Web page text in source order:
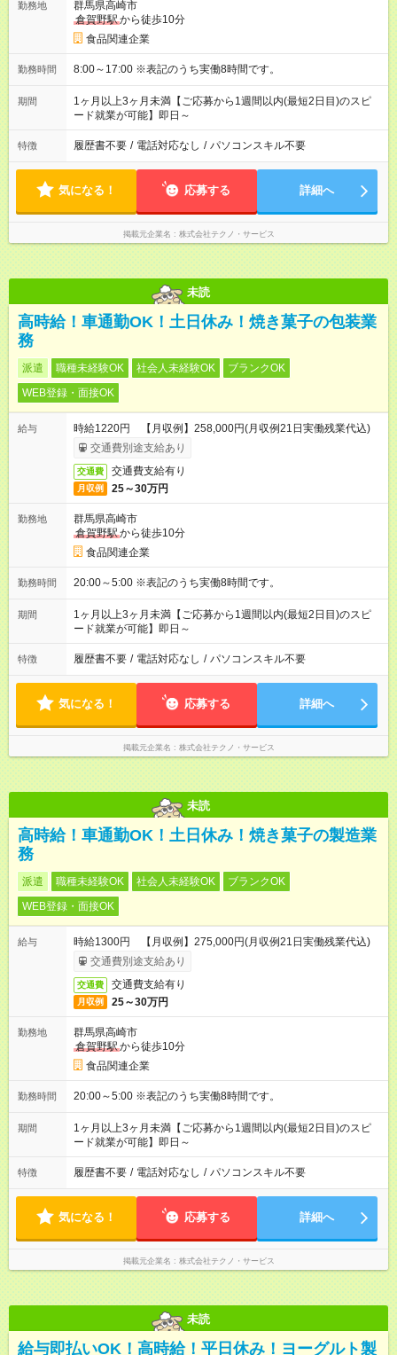
勤務地
群馬県高崎市
倉賀野駅から徒歩10分
食品関連企業
勤務時間 8:00～17:00 ※表記のうち実働8時間です。
期間
1ヶ月以上3ヶ月未満【ご応募から1週間以内(最短2日目)のスピ
ード就業が可能】即日～
特徴 履歴書不要 / 電話対応なし / パソコンスキル不要
気になる！ 応募する 詳細へ
掲載元企業名 株式会社テクノ・サービス
未読
高時給！車通勤OK！土日休み！焼き菓子の包装業
務
派遣 職種未経験OK 社会人未経験OK
ブランクOK
WEB登録・面接OK
給与
時給1220円 【月収例】258,000円(月収例21日実働残業代込)
交通費別途支給あり
交通費 交通費支給有り
月収例 25～30万円
勤務地
群馬県高崎市
倉賀野駅から徒歩10分
食品関連企業
勤務時間 20:00～5:00 ※表記のうち実働8時間です。
期間
1ヶ月以上3ヶ月未満【ご応募から1週間以内(最短2日目)のスピ
ード就業が可能】即日～
特徴 履歴書不要 / 電話対応なし / パソコンスキル不要
気になる！ 応募する 詳細へ
掲載元企業名 株式会社テクノ・サービス
未読
高時給！車通勤OK！土日休み！焼き菓子の製造業
務
派遣 職種未経験OK 社会人未経験OK
ブランクOK
WEB登録・面接OK
給与
時給1300円 【月収例】275,000円(月収例21日実働残業代込)
交通費別途支給あり
交通費 交通費支給有り
月収例 25～30万円
勤務地
群馬県高崎市
倉賀野駅から徒歩10分
食品関連企業
勤務時間 20:00～5:00 ※表記のうち実働8時間です。
期間
1ヶ月以上3ヶ月未満【ご応募から1週間以内(最短2日目)のスピ
ード就業が可能】即日～
特徴 履歴書不要 / 電話対応なし / パソコンスキル不要
気になる！ 応募する 詳細へ
掲載元企業名 株式会社テクノ・サービス
未読
給与即払いOK！高時給！平日休み！ヨーグルト製